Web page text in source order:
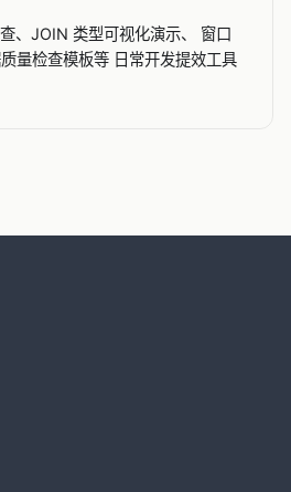
、JOIN 类型可视化演示、 窗口
量检查模板等 日常开发提效工具